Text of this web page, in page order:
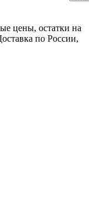
цены, остатки на
по России,